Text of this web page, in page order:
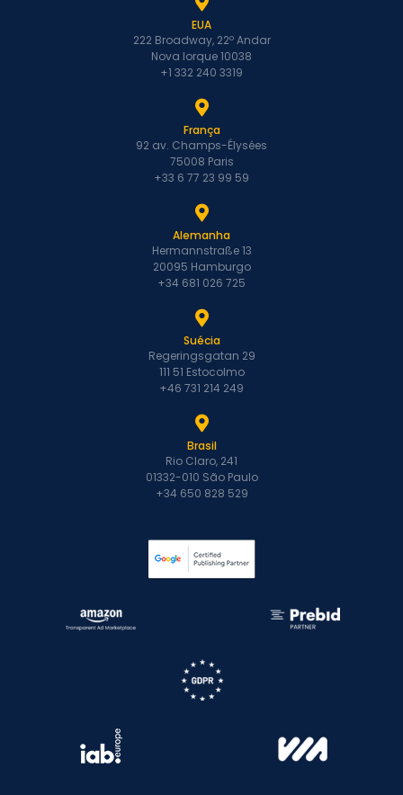
EUA
222 Broadway, 22º Andar
Nova Iorque 10038
+1 332 240 3319
França
92 av. Champs-Élysées
75008 Paris
+33 6 77 23 99 59
Alemanha
Hermannstraße 13
20095 Hamburgo
+34 681 026 725
Suécia
Regeringsgatan 29
111 51 Estocolmo
+46 731 214 249
Brasil
Rio Claro, 241
01332-010 São Paulo
+34 650 828 529